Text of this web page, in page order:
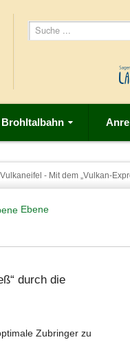
Brohltalbahn
- Mit dem „Vulkan-
Ebene
durch die
Zubringer zu